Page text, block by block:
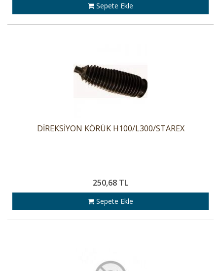
Sepete Ekle
DİREKSİYON KÖRÜK H100/L300/STAREX
250,68 TL
Sepete Ekle